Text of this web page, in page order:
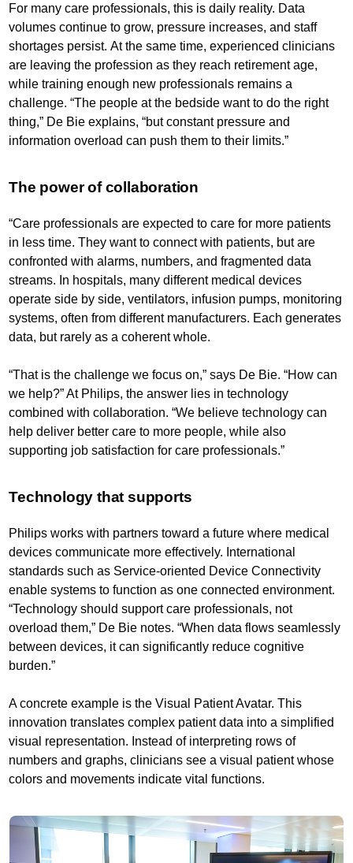
For many care professionals, this is daily reality. Data
volumes continue to grow, pressure increases, and staff
shortages persist. At the same time, experienced clinicians
are leaving the profession as they reach retirement age,
while training enough new professionals remains a
challenge. “The people at the bedside want to do the right
thing,” De Bie explains, “but constant pressure and
information overload can push them to their limits.”
The power of collaboration
“Care professionals are expected to care for more patients
in less time. They want to connect with patients, but are
confronted with alarms, numbers, and fragmented data
streams. In hospitals, many different medical devices
operate side by side, ventilators, infusion pumps, monitoring
systems, often from different manufacturers. Each generates
data, but rarely as a coherent whole.
“That is the challenge we focus on,” says De Bie. “How can
we help?” At Philips, the answer lies in technology
combined with collaboration. “We believe technology can
help deliver better care to more people, while also
supporting job satisfaction for care professionals.”
Technology that supports
Philips works with partners toward a future where medical
devices communicate more effectively. International
standards such as Service-oriented Device Connectivity
enable systems to function as one connected environment.
“Technology should support care professionals, not
overload them,” De Bie notes. “When data flows seamlessly
between devices, it can significantly reduce cognitive
burden.”
A concrete example is the Visual Patient Avatar. This
innovation translates complex patient data into a simplified
visual representation. Instead of interpreting rows of
numbers and graphs, clinicians see a visual patient whose
colors and movements indicate vital functions.